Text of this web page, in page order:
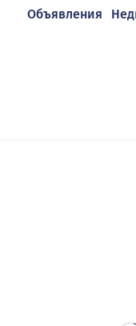
Объявления